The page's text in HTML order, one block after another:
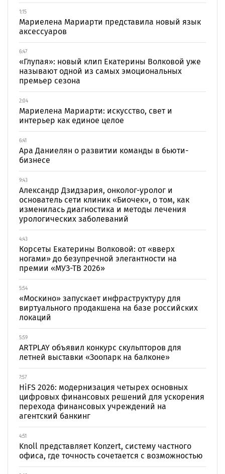
1:15
Мариелена Мариарти представила новый язык
аксессуаров
6:47
«Глупая»: новый клип Екатерины Волковой уже
называют одной из самых эмоциональных
премьер сезона
2:04
Мариелена Мариарти: искусство, свет и
интерьер как единое целое
6:41
Ара Даниелян о развитии команды в бьюти-
бизнесе
9:43
Александр Дзидзария, онколог-уролог и
основатель сети клиник «Биочек», о том, как
изменилась диагностика и методы лечения
урологических заболеваний
4:43
Корсеты Екатерины Волковой: от «вверх
ногами» до безупречной элегантности на
премии «МУЗ-ТВ 2026»
5:54
«Москино» запускает инфраструктуру для
виртуального продакшена на базе российских
локаций
5:59
ARTPLAY объявил конкурс скульпторов для
летней выставки «Зоопарк на балконе»
7:57
HiFS 2026: модернизация четырех основных
цифровых финансовых решений для ускорения
перехода финансовых учреждений на
агентский банкинг
4:51
Knoll представляет Konzert, систему частного
офиса, где точность сочетается с возможностью